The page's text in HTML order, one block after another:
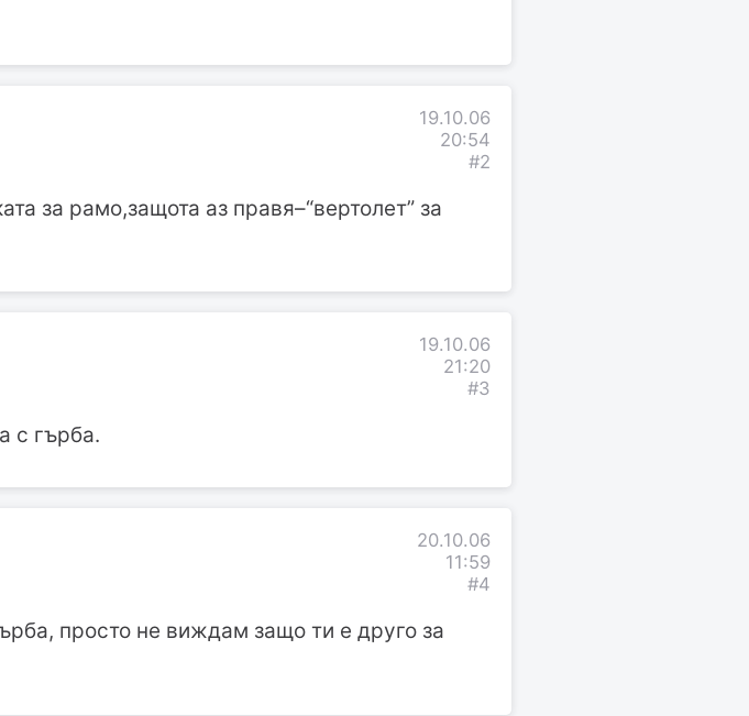
19.10.06
20:54
#2
за рамо,защота аз правя–“вертолет” за
19.10.06
21:20
#3
с гърба.
20.10.06
11:59
#4
просто не виждам защо ти е друго за